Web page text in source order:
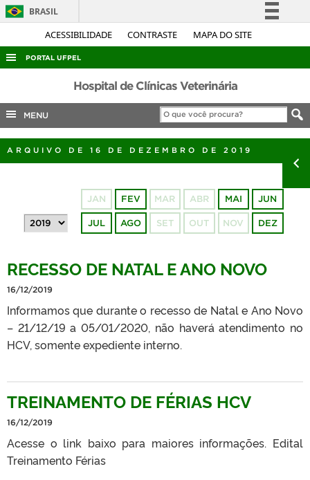
ACESSIBILIDADE CONTRASTE MAPA DO SITE
BRASIL
Simplifique!
Legislação
Canais
PORTAL UFPEL
ACESSO À INFORMAÇÃO
AUDITORIA
COBALTO
CONCURSOS
OUVIDORIA
TELEFONES
Hospital de Clínicas Veterinária
MENU
ARQUIVO DE 16 DE DEZEMBRO DE 2019
JAN FEV MAR ABR MAI JUN
JUL AGO SET OUT NOV DEZ
RECESSO DE NATAL E ANO NOVO
16/12/2019
Informamos que durante o recesso de Natal e Ano Novo
– 21/12/19 a 05/01/2020, não haverá atendimento no
HCV, somente expediente interno.
TREINAMENTO DE FÉRIAS HCV
16/12/2019
Acesse o link baixo para maiores informações. Edital
Treinamento Férias